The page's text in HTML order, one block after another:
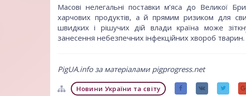
Масові нелегальні поставки м’яса до Великої
харчових продуктів, а й прямим ризиком для
швидких і рішучих дій влади країна може
занесення небезпечних інфекційних хвороб тварин.
PigUA.info за матеріалами pigprogress.net
Новини України та світу